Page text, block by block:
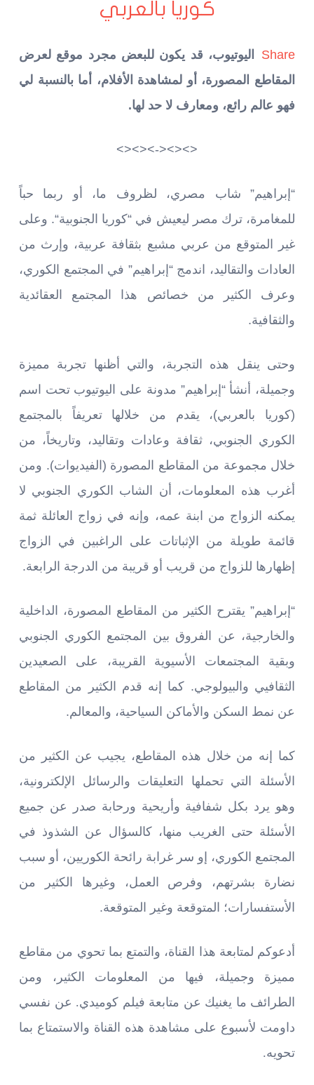
كوريا بالعربي
Share
اليوتيوب، قد يكون للبعض مجرد موقع لعرض
المقاطع المصورة، أو لمشاهدة الأفلام، أما بالنسبة لي
فهو عالم رائع، ومعارف لا حد لها.
<><><-><><>
“إبراهيم” شاب مصري، لظروف ما، أو ربما حباً
للمغامرة، ترك مصر ليعيش في “كوريا الجنوبية“. وعلى
غير المتوقع من عربي مشبع بثقافة عربية، وإرث من
العادات والتقاليد، اندمج“إبراهيم” في المجتمع الكوري،
وعرف الكثير من خصائص هذا المجتمع العقائدية
والثقافية.
وحتى ينقل هذه التجربة، والتي أظنها تجربة مميزة
وجميلة، أنشأ“إبراهيم” مدونة على اليوتيوب تحت اسم
(كوريا بالعربي)، يقدم من خلالها تعريفاً بالمجتمع
الكوري الجنوبي، ثقافة وعادات وتقاليد، وتاريخاً، من
خلال مجموعة من المقاطع المصورة (الفيديوات). ومن
أغرب هذه المعلومات، أن الشاب الكوري الجنوبي لا
يمكنه الزواج من ابنة عمه، وإنه في زواج العائلة ثمة
قائمة طويلة من الإثباتات على الراغبين في الزواج
إظهارها للزواج من قريب أو قريبة من الدرجة الرابعة.
“إبراهيم” يقترح الكثير من المقاطع المصورة، الداخلية
والخارجية، عن الفروق بين المجتمع الكوري الجنوبي
وبقية المجتمعات الأسيوية القريبة، على الصعيدين
الثقافيي والبيولوجي. كما إنه قدم الكثير من المقاطع
عن نمط السكن والأماكن السياحية، والمعالم.
كما إنه من خلال هذه المقاطع، يجيب عن الكثير من
الأسئلة التي تحملها التعليقات والرسائل الإلكترونية،
وهو يرد بكل شفافية وأريحية ورحابة صدر عن جميع
الأسئلة حتى الغريب منها، كالسؤال عن الشذوذ في
المجتمع الكوري، إو سر غرابة رائحة الكوريين، أو سبب
نضارة بشرتهم، وفرص العمل، وغيرها الكثير من
الأستفسارات؛ المتوقعة وغير المتوقعة.
أدعوكم لمتابعة هذا القناة، والتمتع بما تحوي من مقاطع
مميزة وجميلة، فيها من المعلومات الكثير، ومن
الطرائف ما يغنيك عن متابعة فيلم كوميدي. عن نفسي
داومت لأسبوع على مشاهدة هذه القناة والاستمتاع بما
تحويه.